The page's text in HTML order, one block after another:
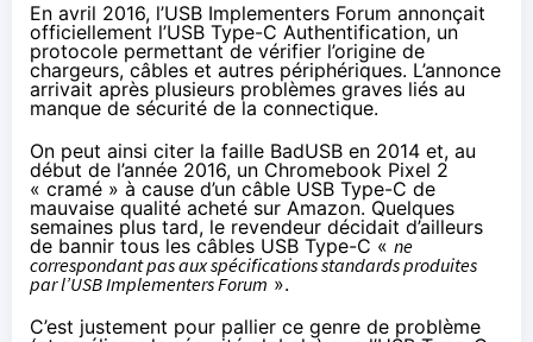
En avril 2016, l’USB Implementers Forum annonçait
officiellement l’USB Type-C Authentification, un
protocole permettant de vérifier l’origine de
chargeurs, câbles et autres périphériques. L’annonce
arrivait après plusieurs problèmes graves liés au
manque de sécurité de la connectique.
On peut ainsi citer la faille BadUSB en 2014 et, au
début de l’année 2016, un Chromebook Pixel 2
« cramé » à cause d’un câble USB Type-C de
mauvaise qualité acheté sur Amazon. Quelques
semaines plus tard, le revendeur décidait d’ailleurs
de bannir tous les câbles USB Type-C « ne
correspondant pas aux spécifications standards produites
par l’USB Implementers Forum ».
C’est justement pour pallier ce genre de problème